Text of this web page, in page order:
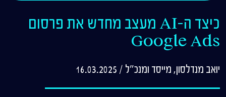
כיצד ה-AI מעצב מחדש את פרסום
Google Ads
יואב מנדלסון, מייסד ומנכ"ל /
16.03.2025